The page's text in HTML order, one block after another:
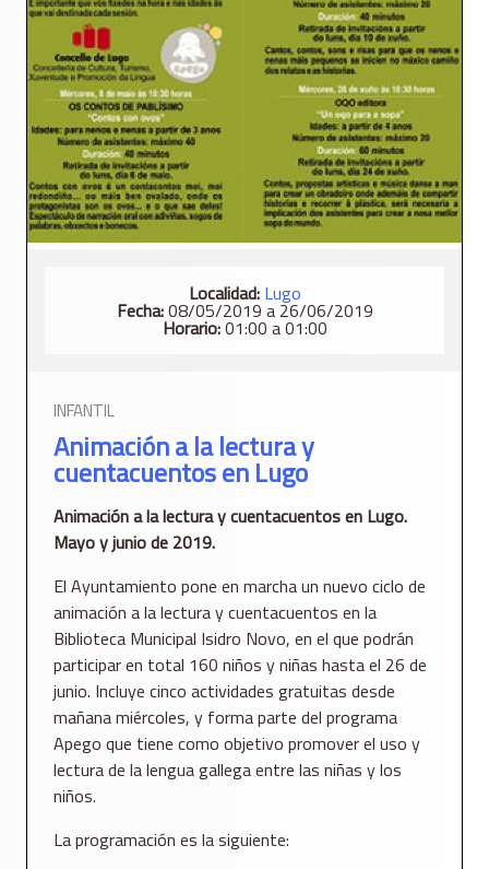
Localidad: Lugo
Fecha:08/05/2019 a 26/06/2019
Horario:01:00 a 01:00
INFANTIL
Animación a la lectura y
cuentacuentos en Lugo
Animación a la lectura y cuentacuentos en Lugo.
Mayo y junio de 2019.
El Ayuntamiento pone en marcha un nuevo ciclo de
animación a la lectura y cuentacuentos en la
Biblioteca Municipal Isidro Novo, en el que podrán
participar en total 160 niños y niñas hasta el 26 de
junio. Incluye cinco actividades gratuitas desde
mañana miércoles, y forma parte del programa
Apego que tiene como objetivo promover el uso y
lectura de la lengua gallega entre las niñas y los
niños.
La programación es la siguiente: